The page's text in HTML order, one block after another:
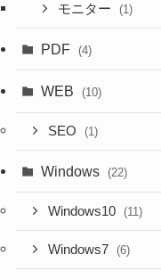
モニター (1)
PDF (4)
WEB (10)
SEO (1)
Windows (22)
Windows10 (11)
Windows7 (6)